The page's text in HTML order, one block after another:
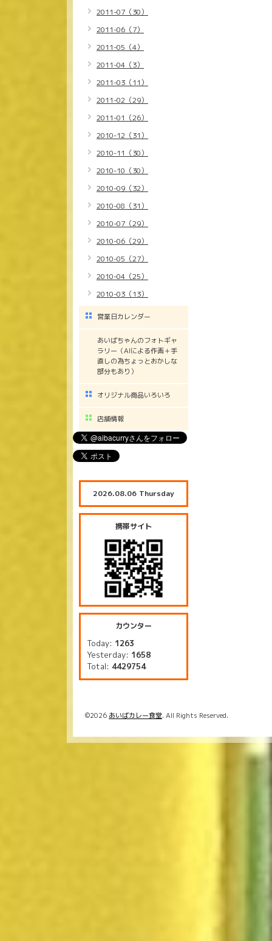
2011-07（30）
2011-06（7）
2011-05（4）
2011-04（3）
2011-03（11）
2011-02（29）
2011-01（26）
2010-12（31）
2010-11（30）
2010-10（30）
2010-09（32）
2010-08（31）
2010-07（29）
2010-06（29）
2010-05（27）
2010-04（25）
2010-03（13）
営業日カレンダー
あいばちゃんのフォトギャ
ラリー（AIによる作画＋手
直しの為ちょっとおかしな
部分もあり）
オリジナル商品いろいろ
店舗情報
2026.08.06 Thursday
携帯サイト
カウンター
Today: 1263
Yesterday: 1658
Total: 4429754
©2026 あいばカレー食堂. All Rights Reserved.